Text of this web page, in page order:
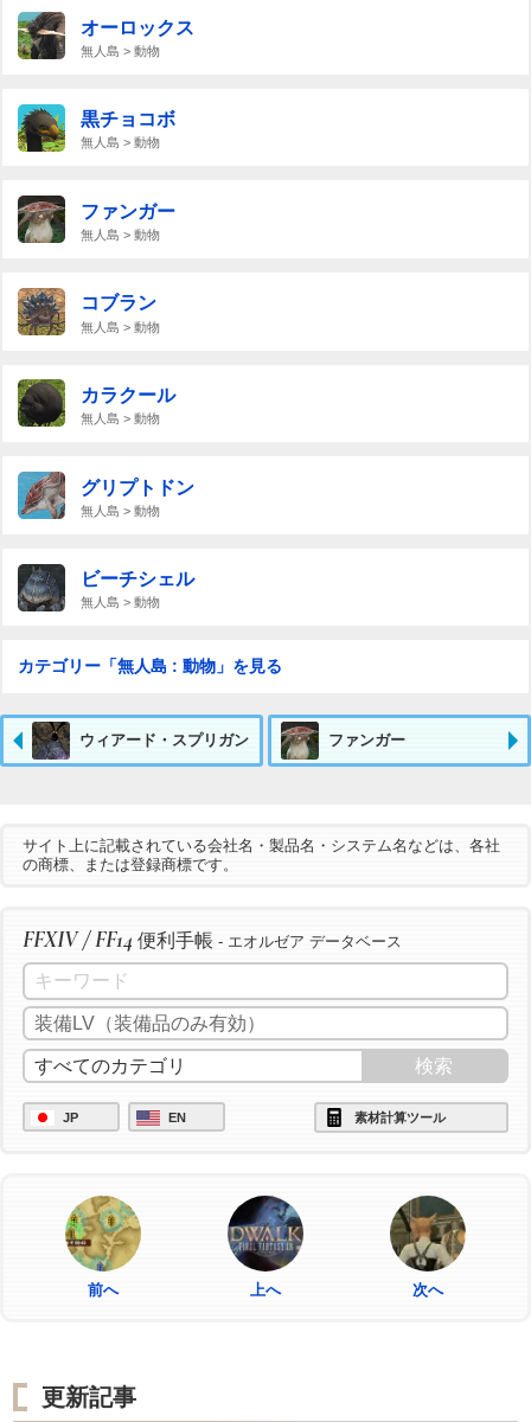
オーロックス
無人島 > 動物
黒チョコボ
無人島 > 動物
ファンガー
無人島 > 動物
コブラン
無人島 > 動物
カラクール
無人島 > 動物
グリプトドン
無人島 > 動物
ビーチシェル
無人島 > 動物
カテゴリー「無人島 : 動物」を見る
ウィアード・スプリガン ファンガー
サイト上に記載されている会社名・製品名・システム名などは、各社
の商標、または登録商標です。
FFXIV / FF14 便利手帳 - エオルゼア データベース
JP EN 素材計算ツール
前へ 上へ 次へ
更新記事